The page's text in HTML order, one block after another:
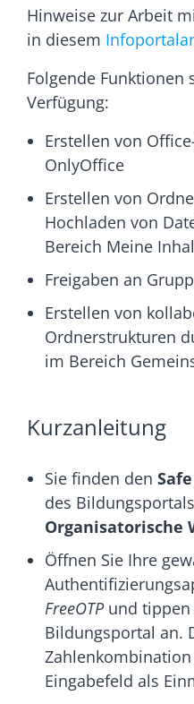
Hinweise zur Arbeit
in diesem
Folgende Funktionen
Verfügung:
Erstellen von
OnlyOffice
Erstellen von
Hochladen von
Bereich Meine
Freigaben an
Erstellen von
Ordnerstrukturen
im Bereich
Kurzanleitung
Sie finden den Safe
des
Organisatorische
Öffnen Sie Ihre
FreeOTPund tippen
Bildungsportal an.
Eingabefeld als